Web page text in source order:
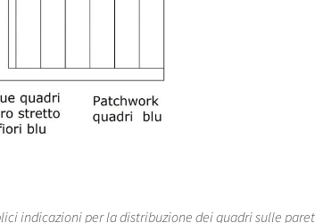
indicazioni per la distribuzione dei quadri sulle